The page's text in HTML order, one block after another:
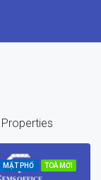
MẶT PHỐ TOÀ MỚI